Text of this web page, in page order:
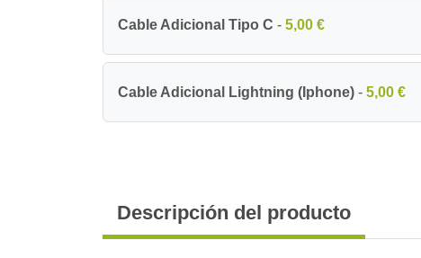
Cable Adicional Tipo C - 5,00 €
Cable Adicional Lightning (Iphone) - 5,00 €
Descripción del producto